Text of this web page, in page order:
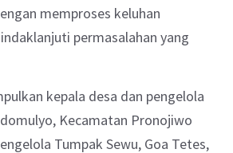
memproses keluhan
permasalahan yang
kepala desa dan pengelola
Kecamatan Pronojiwo
Tumpak Sewu, Goa Tetes,